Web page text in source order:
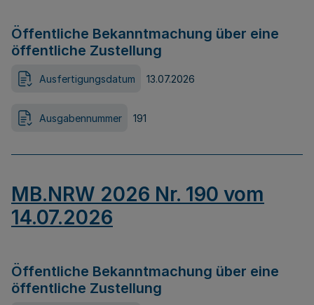
Öffentliche Bekanntmachung über eine
öffentliche Zustellung
Ausfertigungsdatum 13.07.2026
Ausgabennummer 191
MB.NRW 2026 Nr. 190 vom
14.07.2026
Öffentliche Bekanntmachung über eine
öffentliche Zustellung